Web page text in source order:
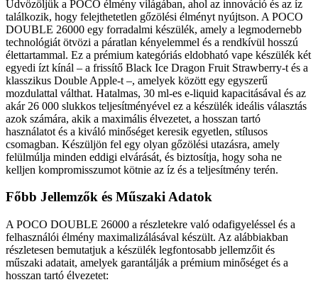
Üdvözöljük a POCO élmény világában, ahol az innováció és az íz
találkozik, hogy felejthetetlen gőzölési élményt nyújtson. A POCO
DOUBLE 26000 egy forradalmi készülék, amely a legmodernebb
technológiát ötvözi a páratlan kényelemmel és a rendkívül hosszú
élettartammal. Ez a prémium kategóriás eldobható vape készülék két
egyedi ízt kínál – a frissítő Black Ice Dragon Fruit Strawberry-t és a
klasszikus Double Apple-t –, amelyek között egy egyszerű
mozdulattal válthat. Hatalmas, 30 ml-es e-liquid kapacitásával és az
akár 26 000 slukkos teljesítményével ez a készülék ideális választás
azok számára, akik a maximális élvezetet, a hosszan tartó
használatot és a kiváló minőséget keresik egyetlen, stílusos
csomagban. Készüljön fel egy olyan gőzölési utazásra, amely
felülmúlja minden eddigi elvárását, és biztosítja, hogy soha ne
kelljen kompromisszumot kötnie az íz és a teljesítmény terén.
Főbb Jellemzők és Műszaki Adatok
A POCO DOUBLE 26000 a részletekre való odafigyeléssel és a
felhasználói élmény maximalizálásával készült. Az alábbiakban
részletesen bemutatjuk a készülék legfontosabb jellemzőit és
műszaki adatait, amelyek garantálják a prémium minőséget és a
hosszan tartó élvezetet: